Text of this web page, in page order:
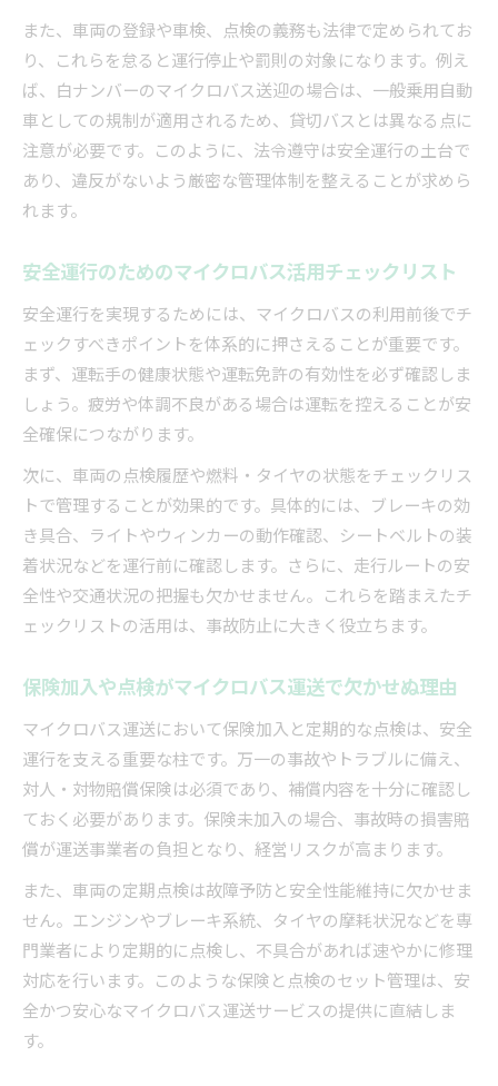
また、車両の登録や車検、点検の義務も法律で定められてお
り、これらを怠ると運行停止や罰則の対象になります。例え
ば、白ナンバーのマイクロバス送迎の場合は、一般乗用自動
車としての規制が適用されるため、貸切バスとは異なる点に
注意が必要です。このように、法令遵守は安全運行の土台で
あり、違反がないよう厳密な管理体制を整えることが求めら
れます。
安全運行のためのマイクロバス活用チェックリスト
安全運行を実現するためには、マイクロバスの利用前後でチ
ェックすべきポイントを体系的に押さえることが重要です。
まず、運転手の健康状態や運転免許の有効性を必ず確認しま
しょう。疲労や体調不良がある場合は運転を控えることが安
全確保につながります。
次に、車両の点検履歴や燃料・タイヤの状態をチェックリス
トで管理することが効果的です。具体的には、ブレーキの効
き具合、ライトやウィンカーの動作確認、シートベルトの装
着状況などを運行前に確認します。さらに、走行ルートの安
全性や交通状況の把握も欠かせません。これらを踏まえたチ
ェックリストの活用は、事故防止に大きく役立ちます。
保険加入や点検がマイクロバス運送で欠かせぬ理由
マイクロバス運送において保険加入と定期的な点検は、安全
運行を支える重要な柱です。万一の事故やトラブルに備え、
対人・対物賠償保険は必須であり、補償内容を十分に確認し
ておく必要があります。保険未加入の場合、事故時の損害賠
償が運送事業者の負担となり、経営リスクが高まります。
また、車両の定期点検は故障予防と安全性能維持に欠かせま
せん。エンジンやブレーキ系統、タイヤの摩耗状況などを専
門業者により定期的に点検し、不具合があれば速やかに修理
対応を行います。このような保険と点検のセット管理は、安
全かつ安心なマイクロバス運送サービスの提供に直結しま
す。